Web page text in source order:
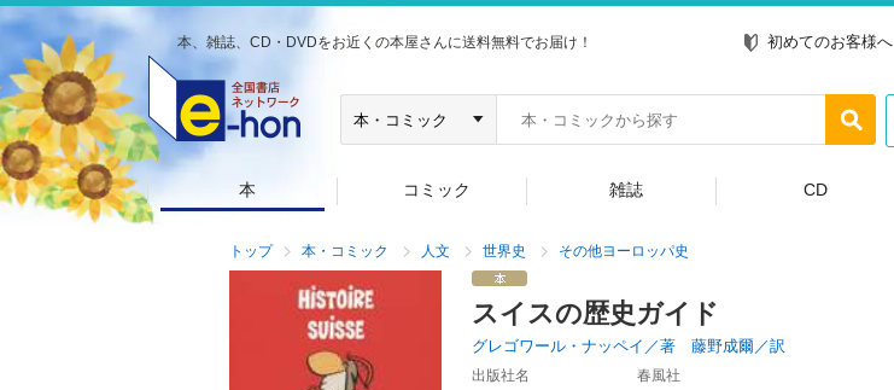
本、雑誌、CD・DVDをお近くの本屋さんに送料無料でお届け！ 初めてのお客様へ
本 コミック 雑誌 CD
トップ 本・コミック 人文 世界史 その他ヨーロッパ史
スイスの歴史ガイド
グレゴワール・ナッペイ／著 藤野成爾／訳
出版社名
春風社